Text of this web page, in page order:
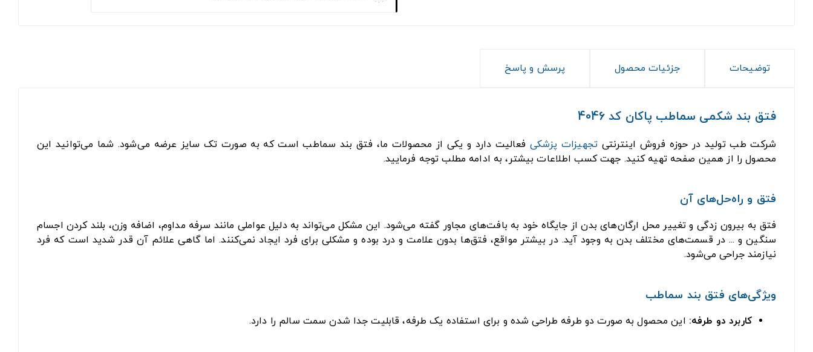
توضیحات جزئیات محصول پرسش و پاسخ
فتق بند شکمی سماطب پاکان کد 4046
شرکت طب تولید در حوزه فروش اینترنتیتجهیزات پزشکی فعالیت دارد و یکی از محصولات ما، فتق بند سماطب است که به صورت تک سایز عرضه می‌شود. شما می‌توانید این
محصول را از همین صفحه تهیه کنید. جهت کسب اطلاعات بیشتر، به ادامه مطلب توجه فرمایید.
فتق و راه‌حل‌های آن
فتق به بیرون زدگی و تغییر محل ارگان‌های بدن از جایگاه خود به بافت‌های مجاور گفته می‌شود. این مشکل می‌تواند به دلیل عواملی مانند سرفه مداوم، اضافه وزن، بلند کردن اجسام
سنگین و ... در قسمت‌های مختلف بدن به وجود آید. در بیشتر مواقع، فتق‌ها بدون علامت و درد بوده و مشکلی برای فرد ایجاد نمی‌کنند. اما گاهی علائم آن قدر شدید است که فرد
نیازمند جراحی می‌شود.
ویژگی‌های فتق بند سماطب
کاربرد دو طرفه: این محصول به صورت دو طرفه طراحی شده و برای استفاده یک طرفه، قابلیت جدا شدن سمت سالم را دارد.